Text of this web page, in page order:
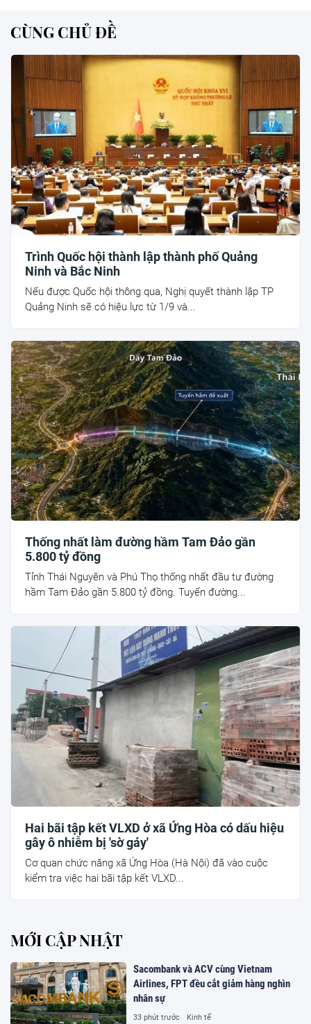
CÙNG CHỦ ĐỀ
Trình Quốc hội thành lập thành phố Quảng
Ninh và Bắc Ninh
Nếu được Quốc hội thông qua, Nghị quyết thành lập TP
Quảng Ninh sẽ có hiệu lực từ 1/9 và...
Thống nhất làm đường hầm Tam Đảo gần
5.800 tỷ đồng
Tỉnh Thái Nguyên và Phú Thọ thống nhất đầu tư đường
hầm Tam Đảo gần 5.800 tỷ đồng. Tuyến đường...
Hai bãi tập kết VLXD ở xã Ứng Hòa có dấu hiệu
gây ô nhiễm bị 'sờ gáy'
Cơ quan chức năng xã Ứng Hòa (Hà Nội) đã vào cuộc
kiểm tra việc hai bãi tập kết VLXD...
MỚI CẬP NHẬT
Sacombank và ACV cùng Vietnam
Airlines, FPT đều cắt giảm hàng nghìn
nhân sự
33 phút trước Kinh tế